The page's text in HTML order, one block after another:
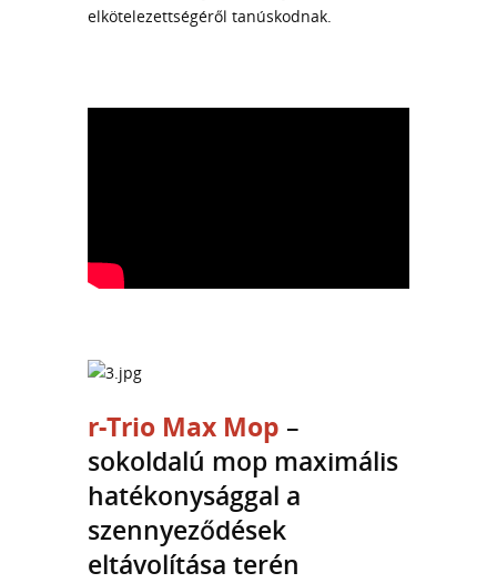
elkötelezettségéről tanúskodnak.
r-Trio Max Mop –
sokoldalú mop maximális
hatékonysággal a
szennyeződések
eltávolítása terén